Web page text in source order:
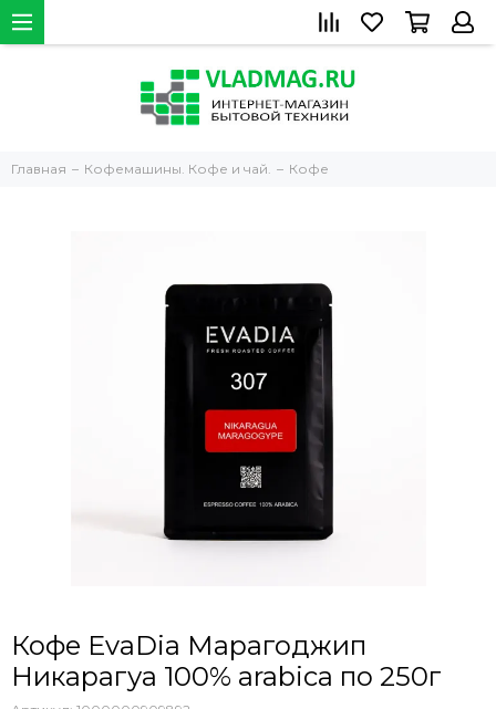
Главная Кофемашины. Кофе и чай. Кофе
Кофе EvaDia Марагоджип
Никарагуа 100% arabica по 250г